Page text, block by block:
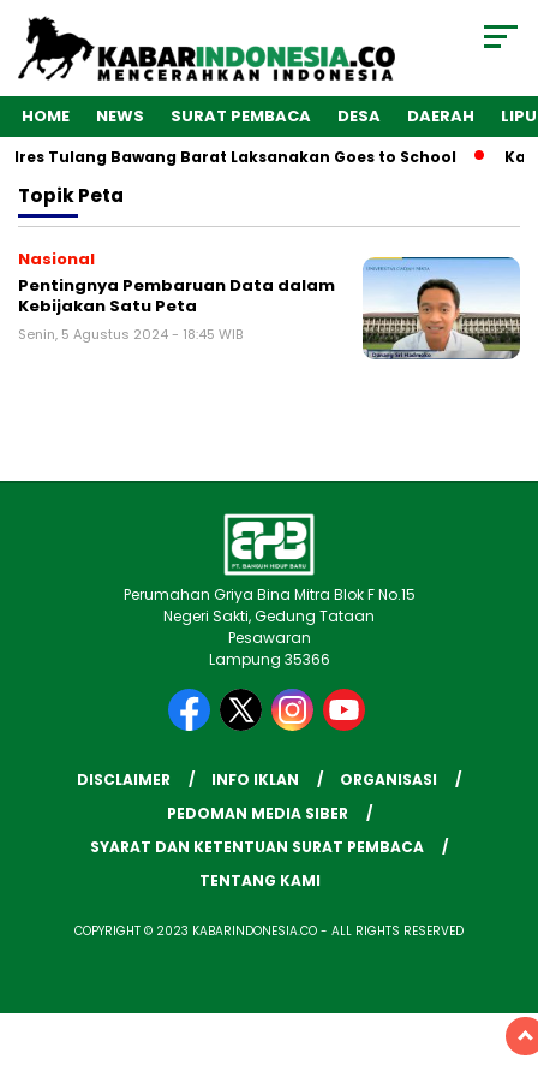
HOME NEWS SURAT PEMBACA DESA DAERAH
Tulang Bawang Barat Laksanakan Goes to School
TopikPeta
Nasional
Pentingnya Pembaruan Data dalam
Kebijakan Satu Peta
Senin, 5 Agustus 2024 - 18:45 WIB
Perumahan Griya Bina Mitra Blok F No.15
Negeri Sakti, Gedung Tataan
Pesawaran
Lampung 35366
DISCLAIMER INFO IKLAN
ORGANISASI
PEDOMAN MEDIA SIBER
SYARAT DAN KETENTUAN SURAT PEMBACA
TENTANG KAMI
COPYRIGHT © 2023 KABARINDONESIA.CO - ALL RIGHTS RESERVED